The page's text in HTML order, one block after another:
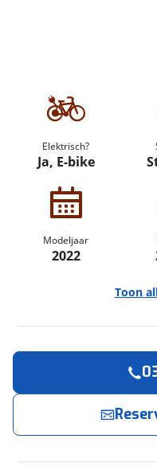
Elektrisch?
Ja, E-bike
Modeljaar
2022
Toon
Model
nu!
Jansen 2wielers